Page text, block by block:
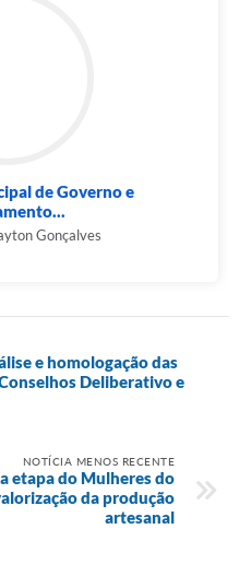
de Governo e
Gonçalves
e homologação das
Deliberativo e
NOTÍCIA MENOS RECENTE
etapa do Mulheres do
da produção
artesanal